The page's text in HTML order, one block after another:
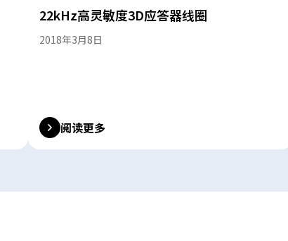
22kHz高灵敏度3D应答器线圈
2018年3月8日
阅读更多